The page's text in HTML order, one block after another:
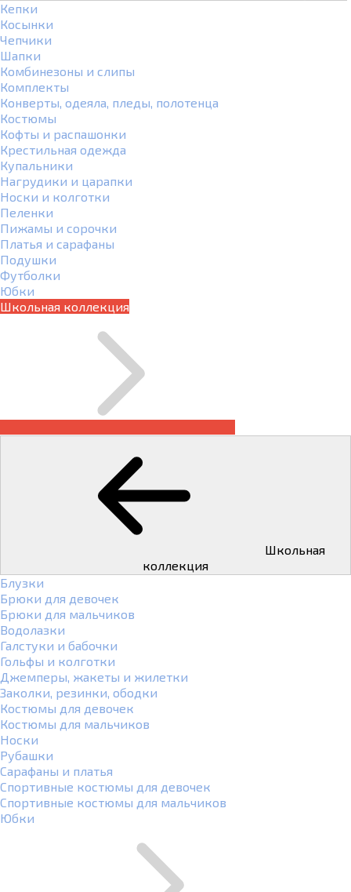
Кепки
Косынки
Чепчики
Шапки
Комбинезоны и слипы
Комплекты
Конверты, одеяла, пледы, полотенца
Костюмы
Кофты и распашонки
Крестильная одежда
Купальники
Нагрудики и царапки
Носки и колготки
Пеленки
Пижамы и сорочки
Платья и сарафаны
Подушки
Футболки
Юбки
Школьная коллекция
коллекция
Блузки
Брюки для девочек
Брюки для мальчиков
Водолазки
Галстуки и бабочки
Гольфы и колготки
Джемперы, жакеты и жилетки
Заколки, резинки, ободки
Костюмы для девочек
Костюмы для мальчиков
Носки
Рубашки
Сарафаны и платья
Спортивные костюмы для девочек
Спортивные костюмы для мальчиков
Юбки